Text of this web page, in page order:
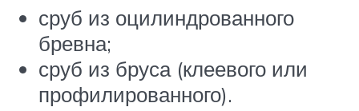
сруб из оцилиндрованного
бревна;
сруб из бруса (клеевого или
профилированного).